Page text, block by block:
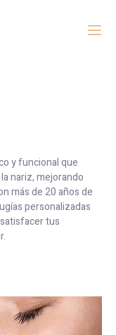
y funcional que
nariz, mejorando
más de 20 años de
personalizadas
tus